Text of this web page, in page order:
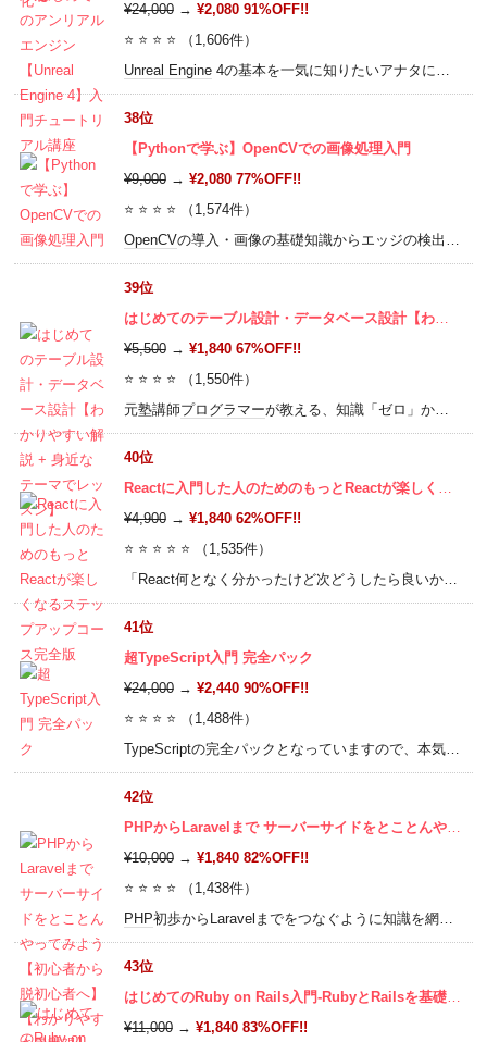
¥24,000→ ¥2,080 91%OFF!!
⭐ ⭐ ⭐ ⭐ （1,606件）
Unreal Engine4の基本を一気に知りたいアナタにオススメ！このコースは、多くの商業ゲーム開発に利用されている
38位
【Pythonで学ぶ】OpenCVでの画像処理入門
¥9,000→ ¥2,080 77%OFF!!
⭐ ⭐ ⭐ ⭐ （1,574件）
OpenCVの導入・画像の基礎知識からエッジの検出・特徴抽出、特徴追跡など様々な画像処理を紹介。実践力強化のため、パーティクルフィルターも原理を理解した後、自力で実装します。
39位
はじめてのテーブル設計・データベース設計【わかりやすい解説 + 身近なテーマでレッスン】
¥5,500→ ¥1,840 67%OFF!!
⭐ ⭐ ⭐ ⭐ （1,550件）
元塾講師プログラマーが教える、知識「ゼロ」からのデータベース設計講座！データベース設計を制すものは
40位
Reactに入門した人のためのもっとReactが楽しくなるステップアップコース完全版
¥4,900→ ¥1,840 62%OFF!!
⭐ ⭐ ⭐ ⭐ ⭐ （1,535件）
「React何となく分かったけど次どうしたら良いか分からない」という人がステップアップするために知っておくべきことを順序立ててハンズオン形式で詰め込みました。本コースを終える頃にはもっとReactのことを好きになっていると思います。
41位
超TypeScript入門 完全パック
¥24,000→ ¥2,440 90%OFF!!
⭐ ⭐ ⭐ ⭐ （1,488件）
TypeScriptの完全パックとなっていますので、本気でTypeScriptを熟知したい
42位
PHPからLaravelまで サーバーサイドをとことんやってみよう【初心者から脱初心者へ】【わかりやすさ最重視】
¥10,000→ ¥1,840 82%OFF!!
⭐ ⭐ ⭐ ⭐ （1,438件）
PHP初歩からLaravelまでをつなぐように知識を網羅しています。
43位
はじめてのRuby on Rails入門-RubyとRailsを基礎から学びウェブアプリケーションをネットに公開しよう
¥11,000→ ¥1,840 83%OFF!!